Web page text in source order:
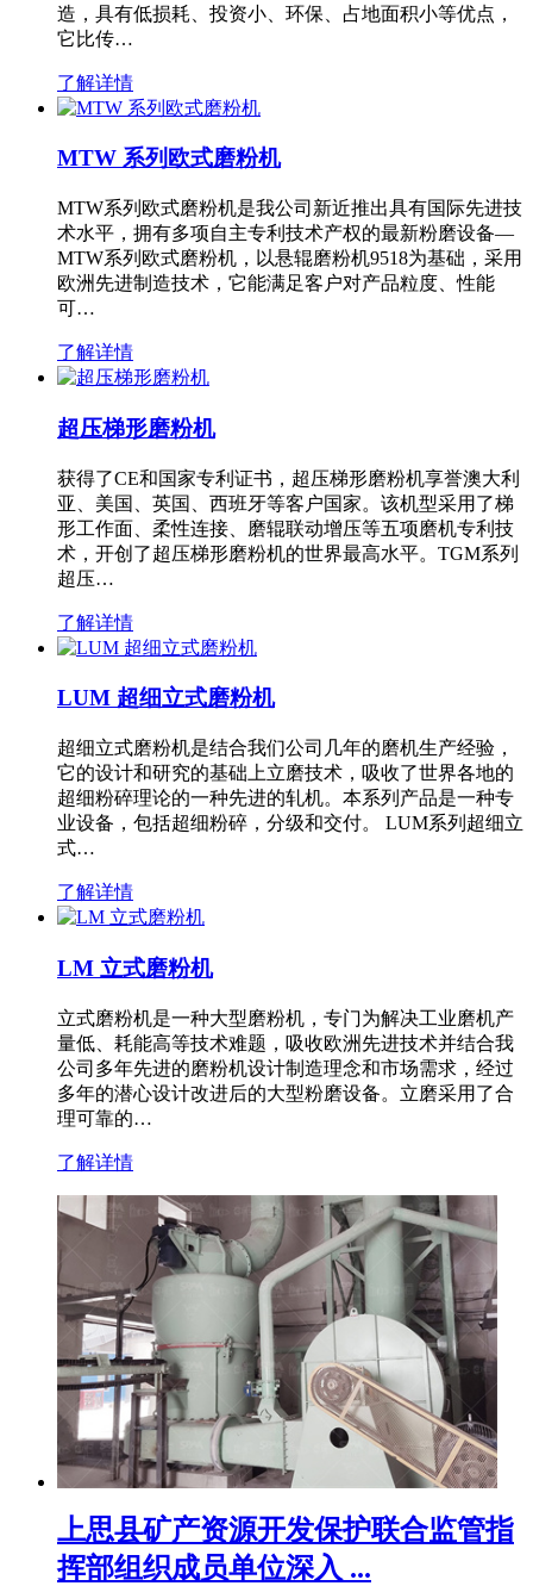
造，具有低损耗、投资小、环保、占地面积小等优点，
它比传…
了解详情
MTW 系列欧式磨粉机
MTW系列欧式磨粉机是我公司新近推出具有国际先进技
术水平，拥有多项自主专利技术产权的最新粉磨设备—
MTW系列欧式磨粉机，以悬辊磨粉机9518为基础，采用
欧洲先进制造技术，它能满足客户对产品粒度、性能
可…
了解详情
超压梯形磨粉机
获得了CE和国家专利证书，超压梯形磨粉机享誉澳大利
亚、美国、英国、西班牙等客户国家。该机型采用了梯
形工作面、柔性连接、磨辊联动增压等五项磨机专利技
术，开创了超压梯形磨粉机的世界最高水平。TGM系列
超压…
了解详情
LUM 超细立式磨粉机
超细立式磨粉机是结合我们公司几年的磨机生产经验，
它的设计和研究的基础上立磨技术，吸收了世界各地的
超细粉碎理论的一种先进的轧机。本系列产品是一种专
业设备，包括超细粉碎，分级和交付。 LUM系列超细立
式…
了解详情
LM 立式磨粉机
立式磨粉机是一种大型磨粉机，专门为解决工业磨机产
量低、耗能高等技术难题，吸收欧洲先进技术并结合我
公司多年先进的磨粉机设计制造理念和市场需求，经过
多年的潜心设计改进后的大型粉磨设备。立磨采用了合
理可靠的…
了解详情
上思县矿产资源开发保护联合监管指
挥部组织成员单位深入 ...